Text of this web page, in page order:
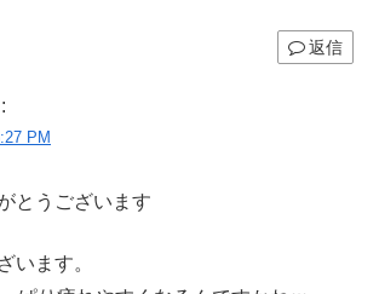
返信
PM
とうございます
います。